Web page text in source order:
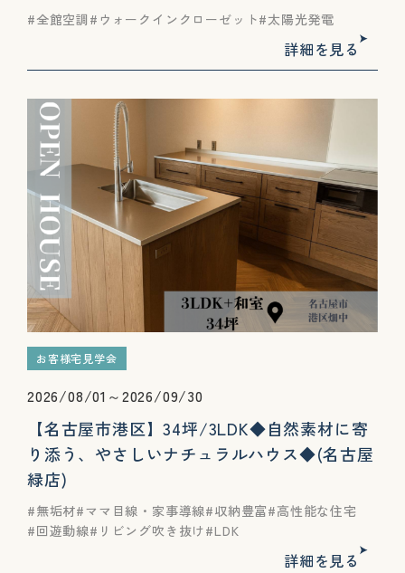
全館空調 ウォークインクローゼット 太陽光発電
詳細を見る
お客様宅見学会
2026/08/01～2026/09/30
【名古屋市港区】34坪/3LDK◆自然素材に寄
り添う、やさしいナチュラルハウス◆(名古屋
緑店)
無垢材 ママ目線・家事導線 収納豊富
高性能な住宅
回遊動線
リビング吹き抜け LDK
詳細を見る